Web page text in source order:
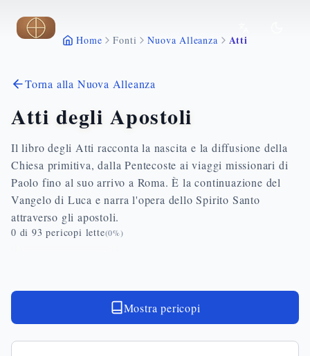
Vai al contenuto principale
Home Fonti Nuova Alleanza Atti
Torna alla Nuova Alleanza
Atti degli Apostoli
Il libro degli Atti racconta la nascita e la diffusione della
Chiesa primitiva, dalla Pentecoste ai viaggi missionari di
Paolo fino al suo arrivo a Roma. È la continuazione del
Vangelo di Luca e narra l'opera dello Spirito Santo
attraverso gli apostoli.
0 di 93 pericopi lette(0%)
Mostra pericopi